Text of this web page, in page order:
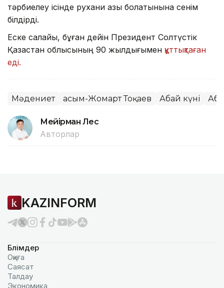
тәрбиелеу ісінде рухани азық болатынына сенім
білдірді.
Еске салайық, бұған дейін Президент Солтүстік
Қазақстан облысының 90 жылдығымен құттықтаған
еді.
Мәдениет Қасым-Жомарт Тоқаев Абай күні
Мейірман Лес
Авторлар
KAZINFORM
Бөлімдер
Оқиға
Саясат
Талдау
Экономика